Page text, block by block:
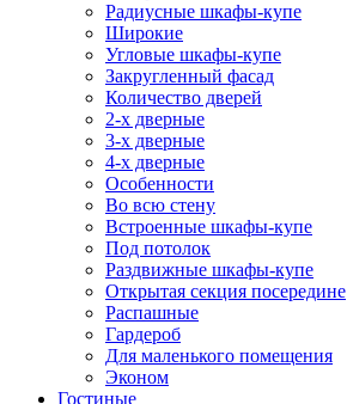
Радиусные шкафы-купе
Широкие
Угловые шкафы-купе
Закругленный фасад
Количество дверей
2-х дверные
3-х дверные
4-х дверные
Особенности
Во всю стену
Встроенные шкафы-купе
Под потолок
Раздвижные шкафы-купе
Открытая секция посередине
Распашные
Гардероб
Для маленького помещения
Эконом
Гостиные